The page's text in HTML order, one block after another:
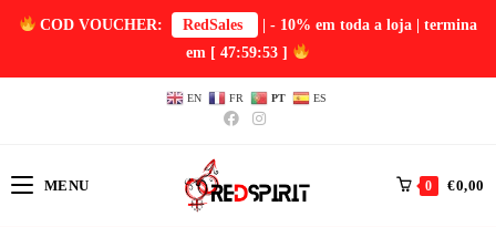
COD VOUCHER: RedSales
| - 10% em toda a loja | termina
em [ 47:59:53 ]
EN FR PT ES
MENU 0 €0,00